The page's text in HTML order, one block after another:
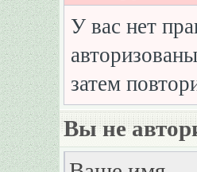
У вас нет
затем
Вы не